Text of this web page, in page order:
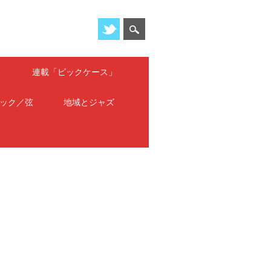
連載「ピックケース」
ク／弦 地域とジャズ